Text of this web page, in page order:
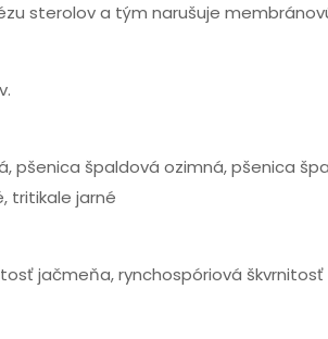
sterolov a tým narušuje
pšenica špaldová ozimná, pšenica
tritikale jarné
jačmeňa, rynchospóriová škvrnitosť